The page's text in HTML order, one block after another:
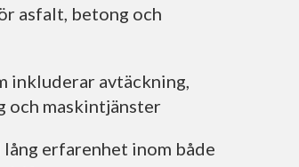
asfalt, betong och
inkluderar avtäckning,
och maskintjänster
erfarenhet inom både